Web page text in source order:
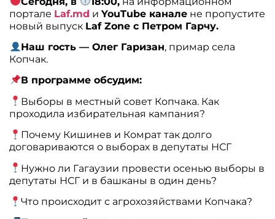
портале Laf.md иYouTube канале не пропустите
новый выпуск Laf Zone с Петром Гарчу.
Наш гость — Олег Гаризан, примар села
Копчак.
В программе обсудим:
Выборы в местный совет Копчака. Как
проходила избирательная кампания?
Почему Кишинев и Комрат так долго
договариваются о выборах в депутаты НСГ
Нужно ли Гагаузии провести осенью выборы в
депутаты НСГ и в башканы в один день?
Что происходит с агрохозяйствами Копчака?